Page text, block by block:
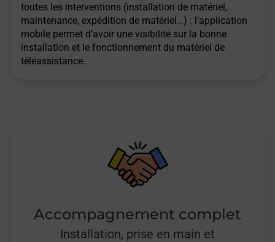
toutes les interventions (installation de matériel,
maintenance, expédition de matériel…) : l’application
mobile permet d’avoir une visibilité sur la bonne
installation et le fonctionnement du matériel de
téléassistance.
Accompagnement complet
Installation, prise en main et